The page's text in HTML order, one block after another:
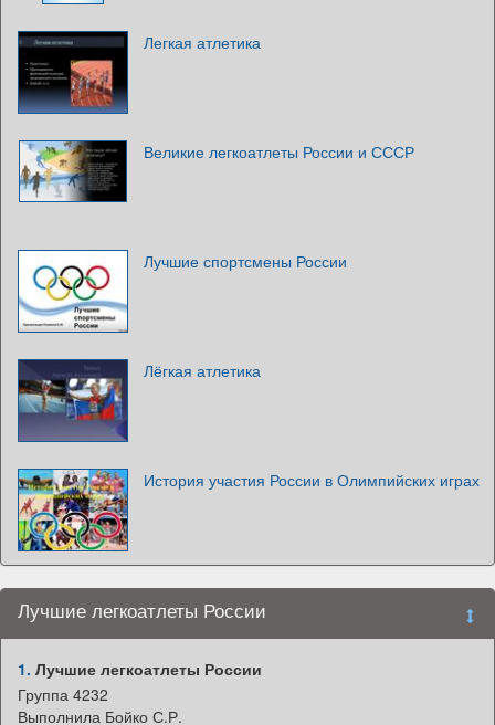
Легкая атлетика
Великие легкоатлеты России и СССР
Лучшие спортсмены России
Лёгкая атлетика
История участия России в Олимпийских играх
Лучшие легкоатлеты России
1. Лучшие легкоатлеты России
Группа 4232
Выполнила Бойко С.Р.